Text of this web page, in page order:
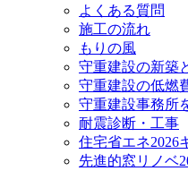
よくある質問
施工の流れ
もりの風
守重建設の新築
守重建設の低燃
守重建設事務所
耐震診断・工事
住宅省エネ2026
先進的窓リノベ